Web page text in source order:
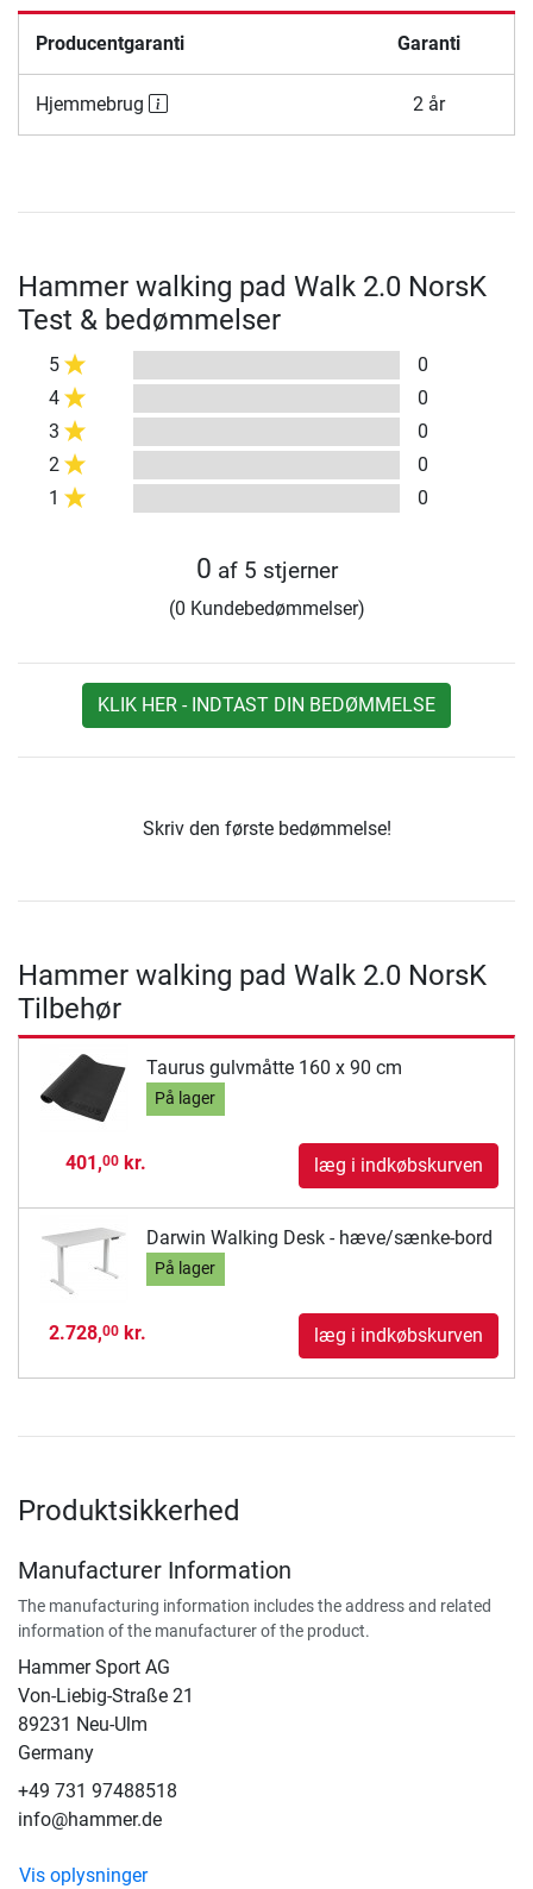
Producentgaranti Garanti
Hjemmebrug 2 år
Hammer walking pad Walk 2.0 NorsK
Test & bedømmelser
5
0
4
0
3
0
2
0
1
0
0 af 5 stjerner
(0 Kundebedømmelser)
KLIK HER - INDTAST DIN BEDØMMELSE
Skriv den første bedømmelse!
Hammer walking pad Walk 2.0 NorsK
Tilbehør
Taurus gulvmåtte 160 x 90 cm
På lager
401,00kr. læg i indkøbskurven
Darwin Walking Desk - hæve/sænke-bord
På lager
2.728,00kr. læg i indkøbskurven
Produktsikkerhed
Manufacturer Information
The manufacturing information includes the address and related
information of the manufacturer of the product.
Hammer Sport AG
Von-Liebig-Straße 21
89231 Neu-Ulm
Germany
+49 731 97488518
info@hammer.de
Vis oplysninger